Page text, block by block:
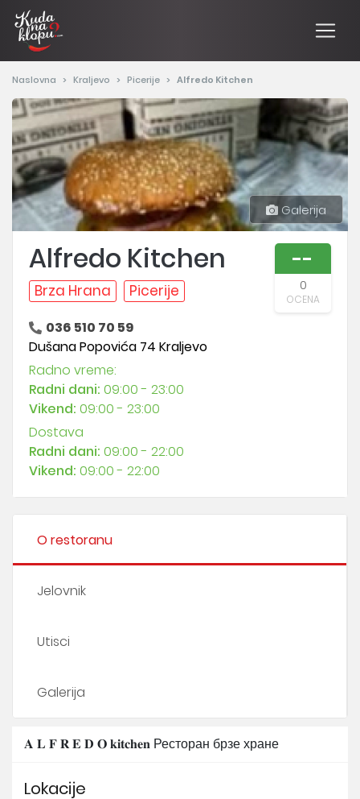
Naslovna Kraljevo Picerije Alfredo Kitchen
Galerija
Alfredo Kitchen
Brza Hrana Picerije
036 510 70 59
Dušana Popovića 74 Kraljevo
Radno vreme:
Radni dani: 09:00 - 23:00
Vikend: 09:00 - 23:00
Dostava
Radni dani: 09:00 - 22:00
Vikend: 09:00 - 22:00
--
0
OCENA
O restoranu
Jelovnik
Utisci
Galerija
𝐀 𝐋 𝐅 𝐑 𝐄 𝐃 𝐎 𝐤𝐢𝐭𝐜𝐡𝐞𝐧 Ресторан брзе хране
Lokacije